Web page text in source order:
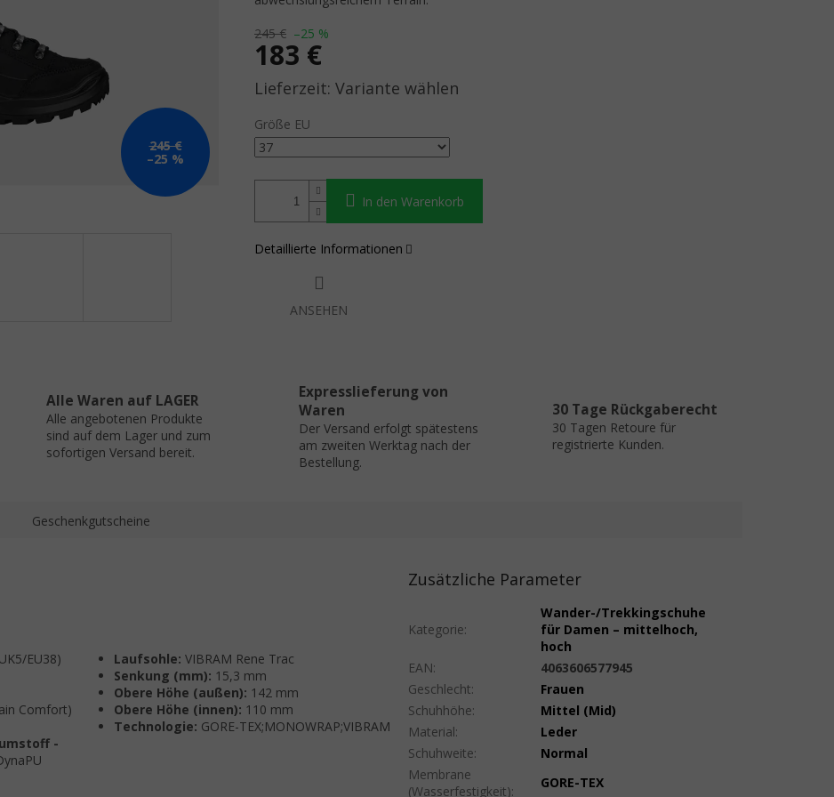
245 €
–25 %
245 € –25 %
183 €
Verkaufspreis: Variante wählen
Größe EU
In den Warenkorb
Detaillierte Informationen
ANSEHEN
Alle Waren auf LAGER
Alle angebotenen Produkte
sind auf dem Lager und zum
sofortigen Versand bereit.
Expresslieferung von
Waren
Der Versand erfolgt spätestens
am zweiten Werktag nach der
Bestellung.
30 Tage Rückgaberecht
30 Tagen Retoure für
registrierte Kunden.
Geschenkgutscheine
EU38)
Comfort)
-
Laufsohle: VIBRAM Rene Trac
Senkung (mm): 15,3 mm
Obere Höhe (außen): 142 mm
Obere Höhe (innen): 110 mm
Technologie: GORE-TEX;MONOWRAP;VIBRAM
Zusätzliche Parameter
Kategorie:
Wander-/Trekkingschuhe
für Damen – mittelhoch,
hoch
EAN:
4063606577945
Geschlecht:
Frauen
Schuhhöhe:
Mittel (Mid)
Material:
Leder
Schuhweite:
Normal
Membrane
(Wasserfestigkeit):
GORE-TEX